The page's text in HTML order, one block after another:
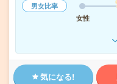
男女比率
女性
気になる!